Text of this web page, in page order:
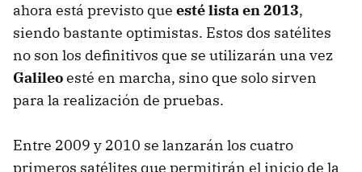
ahora está previsto que esté lista en 2013,
siendo bastante optimistas. Estos dos satélites
no son los definitivos que se utilizarán una vez
Galileoesté en marcha, sino que solo sirven
para la realización de pruebas.
Entre 2009 y 2010 se lanzarán los cuatro
primeros satélites que permitirán el inicio de la